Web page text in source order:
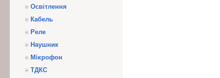
Освітлення
Кабель
Реле
Наушник
Мікрофон
ТДКС